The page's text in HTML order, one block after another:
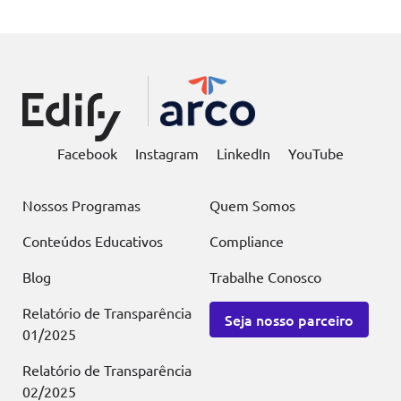
Facebook Instagram LinkedIn YouTube
Nossos Programas
Conteúdos Educativos
Blog
Relatório de Transparência
01/2025
Relatório de Transparência
02/2025
Quem Somos
Compliance
Trabalhe Conosco
Seja nosso parceiro